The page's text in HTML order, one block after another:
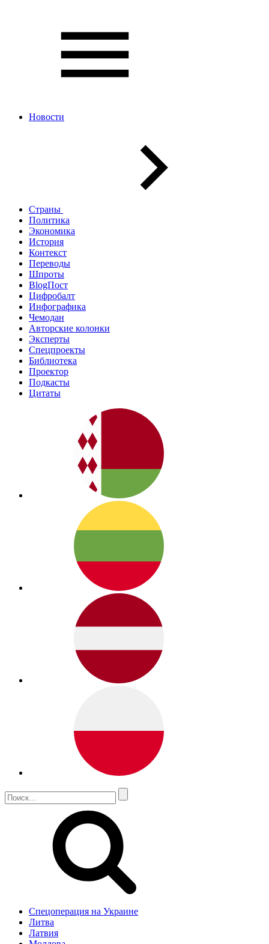
Новости
Страны
Политика
Экономика
История
Контекст
Переводы
Шпроты
BlogПост
Цифробалт
Инфографика
Чемодан
Авторские колонки
Эксперты
Спецпроекты
Библиотека
Проектор
Подкасты
Цитаты
Спецоперация на Украине
Литва
Латвия